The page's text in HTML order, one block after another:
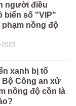
người điều
biển số "VIP"
phạm nồng độ
2023
xanh bị tổ
Bộ Công an xử
nồng độ cồn là